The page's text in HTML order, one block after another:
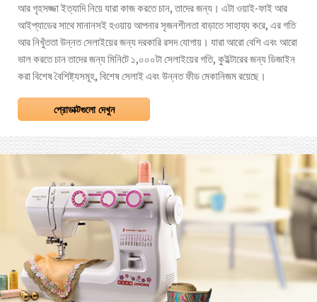
আর গৃহসজ্জা ইত্যাদি নিয়ে যারা কাজ করতে চান, তাদের জন্য। এটা ওয়াই-ফাই আর
আইপ্যাডের সাথে মানানসই হওয়ায় আপনার সৃজনশীলতা বাড়াতে সাহায্য করে, এর গতি
আর নিখুঁততা উন্নত সেলাইয়ের জন্য দরকারি রসদ যোগায়। যারা আরো বেশি এবং আরো
ভাল করতে চান তাদের জন্য মিনিটে ১,০০০টা সেলাইয়ের গতি, কুইল্টারের জন্য ডিজাইন
করা বিশেষ বৈশিষ্ট্যসমূহ, বিশেষ সেলাই এবং উন্নত ফীড মেকানিজম রয়েছে।
প্রোডাক্টগুলো দেখুন